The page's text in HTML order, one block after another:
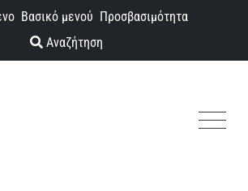
Βασικό μενού Προσβασιμότητα
Αναζήτηση